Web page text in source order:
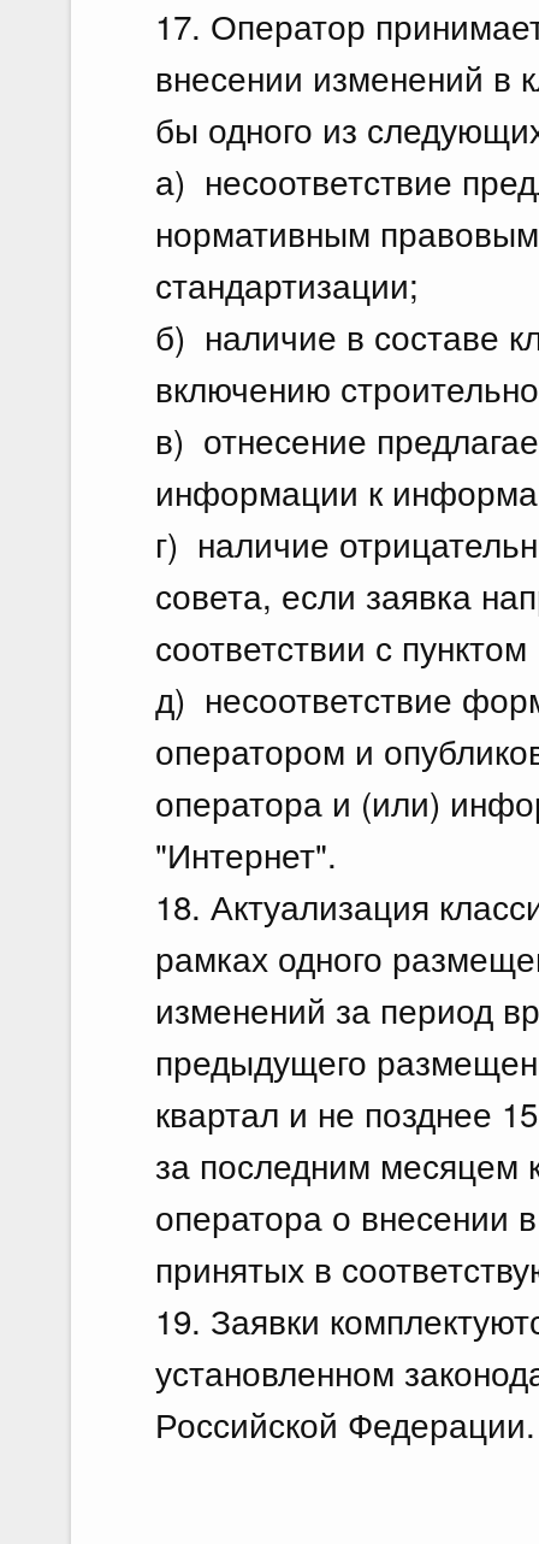
17. Оператор
внесении изменений в
бы одного из
а) несоответствие
нормативным
стандартизации;
б) наличие в составе
включению
в) отнесение
информации к
г) наличие
совета, если заявка
соответствии с
д) несоответствие
оператором и
оператора и (или)
"Интернет".
18. Актуализация
рамках одного
изменений за период
предыдущего
квартал и не позднее
за последним месяцем
оператора о внесении
принятых в
19. Заявки
установленном
Российской Федерации.